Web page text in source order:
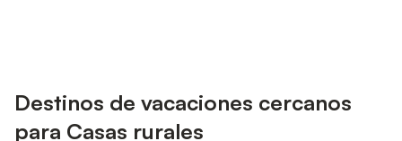
Destinos de vacaciones cercanos
para Casas rurales